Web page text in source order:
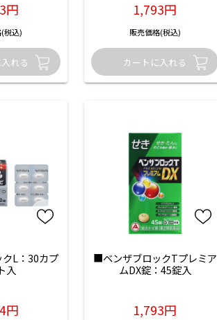
円
税込)
1,793円
販売価格(税込)
L：30カプ
入
円
■ベンザブロックTプレミア
ムDX錠：45錠入
1,793円